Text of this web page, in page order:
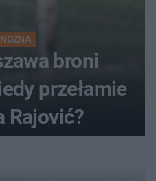
broni
przełamie
Rajović?